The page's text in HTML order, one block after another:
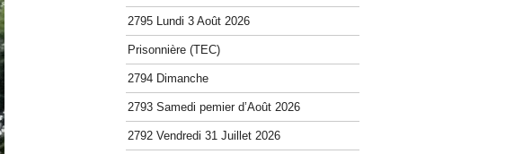
2795 Lundi 3 Août 2026
Prisonnière (TEC)
2794 Dimanche
2793 Samedi pemier d’Août 2026
2792 Vendredi 31 Juillet 2026